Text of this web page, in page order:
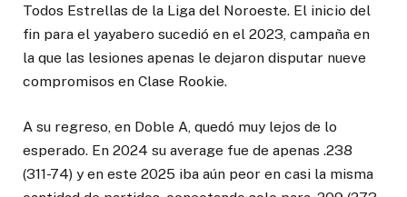
Todos Estrellas de la Liga del Noroeste. El inicio del
fin para el yayabero sucedió en el 2023, campaña en
la que las lesiones apenas le dejaron disputar nueve
compromisos en Clase Rookie.
A su regreso, en Doble A, quedó muy lejos de lo
esperado. En 2024 su average fue de apenas .238
(311-74) y en este 2025 iba aún peor en casi la misma